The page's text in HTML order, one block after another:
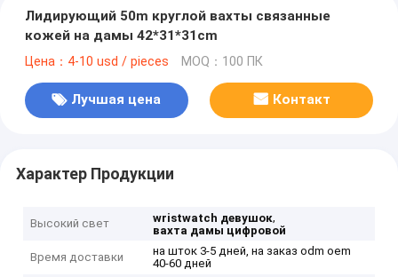
Лидирующий 50m круглой вахты связанные
кожей на дамы 42*31*31cm
Цена：4-10 usd / pieces MOQ：100 ПК
Лучшая цена Контакт
Характер Продукции
Высокий свет wristwatch девушок,
вахта дамы цифровой
Время доставки
на шток 3-5 дней, на заказ odm oem
40-60 дней